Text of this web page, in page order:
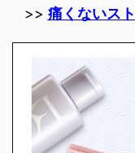
>> 痛くないス